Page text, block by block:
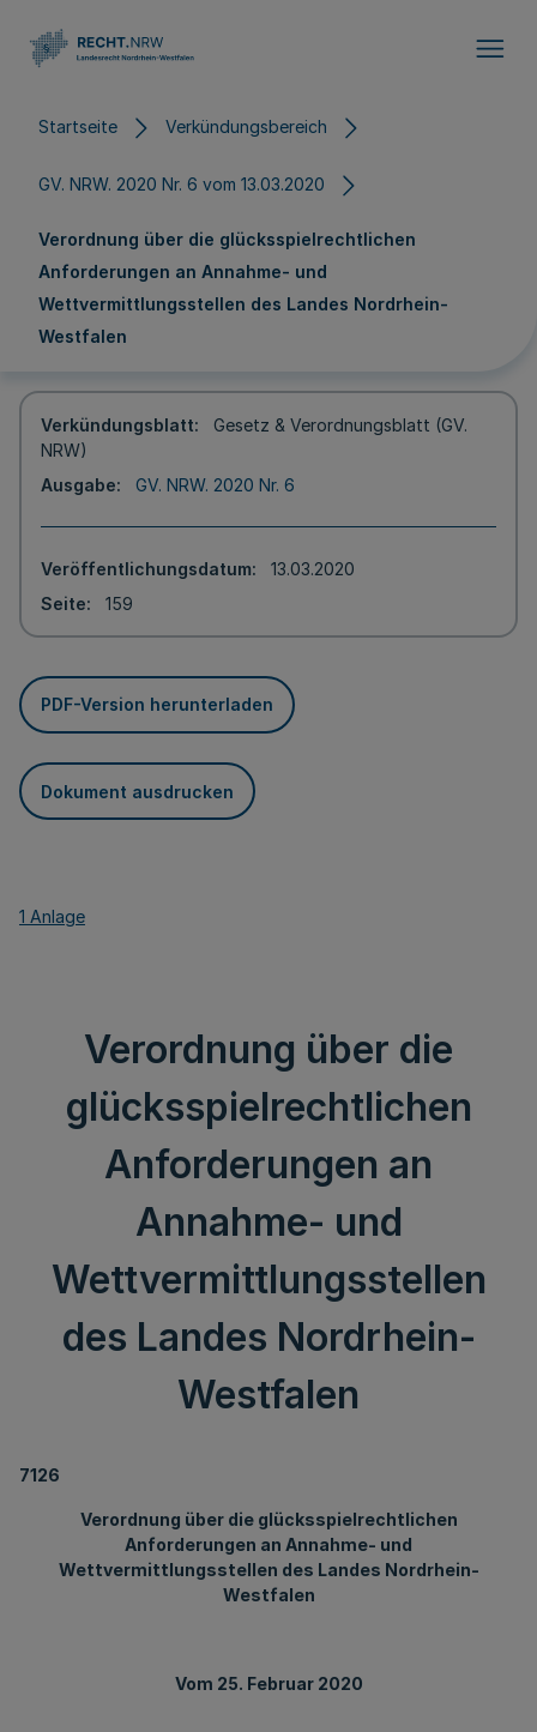
Startseite Verkündungsbereich
GV. NRW. 2020 Nr. 6 vom 13.03.2020
Verordnung über die glücksspielrechtlichen
Anforderungen an Annahme- und
Wettvermittlungsstellen des Landes Nordrhein-
Westfalen
Verkündungsblatt
Gesetz & Verordnungsblatt (GV.
NRW)
Ausgabe
GV. NRW. 2020 Nr. 6
Veröffentlichungsdatum
13.03.2020
Seite
159
PDF-Version herunterladen
Dokument ausdrucken
1 Anlage
Verordnung über die
glücksspielrechtlichen
Anforderungen an
Annahme- und
Wettvermittlungsstellen
des Landes Nordrhein-
Westfalen
7126
Verordnung über die glücksspielrechtlichen
Anforderungen an Annahme- und
Wettvermittlungsstellen des Landes Nordrhein-
Westfalen
Vom 25. Februar 2020